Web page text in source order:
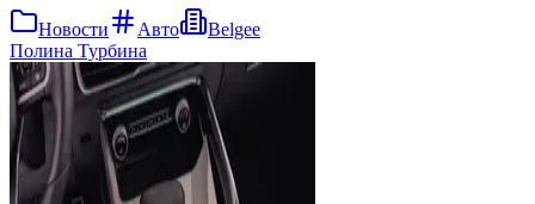
Новости Авто
Belgee
Полина Турбина